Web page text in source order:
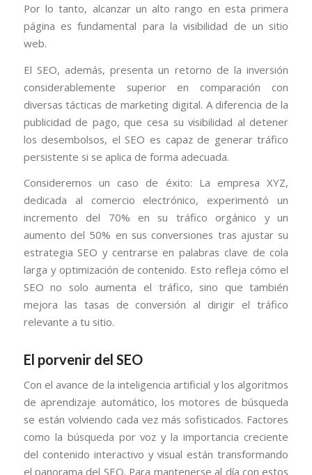
Por lo tanto, alcanzar un alto rango en esta primera
página es fundamental para la visibilidad de un sitio
web.
El SEO, además, presenta un retorno de la inversión
considerablemente superior en comparación con
diversas tácticas de marketing digital. A diferencia de la
publicidad de pago, que cesa su visibilidad al detener
los desembolsos, el SEO es capaz de generar tráfico
persistente si se aplica de forma adecuada.
Consideremos un caso de éxito: La empresa XYZ,
dedicada al comercio electrónico, experimentó un
incremento del 70% en su tráfico orgánico y un
aumento del 50% en sus conversiones tras ajustar su
estrategia SEO y centrarse en palabras clave de cola
larga y optimización de contenido. Esto refleja cómo el
SEO no solo aumenta el tráfico, sino que también
mejora las tasas de conversión al dirigir el tráfico
relevante a tu sitio.
El porvenir del SEO
Con el avance de la inteligencia artificial y los algoritmos
de aprendizaje automático, los motores de búsqueda
se están volviendo cada vez más sofisticados. Factores
como la búsqueda por voz y la importancia creciente
del contenido interactivo y visual están transformando
el panorama del SEO. Para mantenerse al día con estos